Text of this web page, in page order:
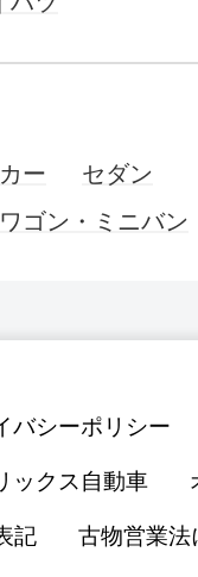
ー
セダン
ワゴン・ミニバン
バシーポリシー
ックス自動車
記 古物営業法